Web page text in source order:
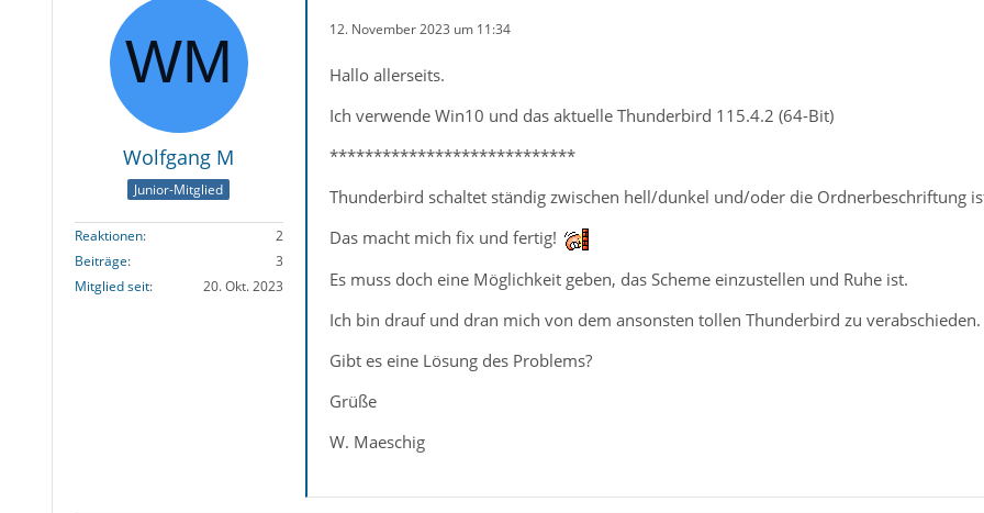
Wolfgang M
Junior-Mitglied
Reaktionen
2
Beiträge
3
Mitglied seit
20. Okt. 2023
12. November 2023 um 11:34
Hallo allerseits.
Ich verwende Win10 und das aktuelle Thunderbird 115.4.2 (64-Bit)
****************************
Thunderbird schaltet ständig zwischen hell/dunkel und/oder die Ordnerbeschriftung
Das macht mich fix und fertig!
Es muss doch eine Möglichkeit geben, das Scheme einzustellen und Ruhe ist.
Ich bin drauf und dran mich von dem ansonsten tollen Thunderbird zu verabschieden.
Gibt es eine Lösung des Problems?
Grüße
W. Maeschig